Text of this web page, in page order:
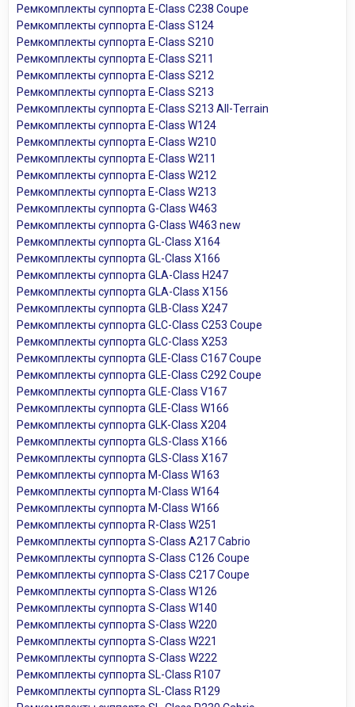
Ремкомплекты суппорта E-Class C238 Coupe
Ремкомплекты суппорта E-Class S124
Ремкомплекты суппорта E-Class S210
Ремкомплекты суппорта E-Class S211
Ремкомплекты суппорта E-Class S212
Ремкомплекты суппорта E-Class S213
Ремкомплекты суппорта E-Class S213 All-Terrain
Ремкомплекты суппорта E-Class W124
Ремкомплекты суппорта E-Class W210
Ремкомплекты суппорта E-Class W211
Ремкомплекты суппорта E-Class W212
Ремкомплекты суппорта E-Class W213
Ремкомплекты суппорта G-Class W463
Ремкомплекты суппорта G-Class W463 new
Ремкомплекты суппорта GL-Class X164
Ремкомплекты суппорта GL-Class X166
Ремкомплекты суппорта GLA-Class H247
Ремкомплекты суппорта GLA-Class X156
Ремкомплекты суппорта GLB-Class X247
Ремкомплекты суппорта GLC-Class C253 Coupe
Ремкомплекты суппорта GLC-Class X253
Ремкомплекты суппорта GLE-Class C167 Coupe
Ремкомплекты суппорта GLE-Class C292 Coupe
Ремкомплекты суппорта GLE-Class V167
Ремкомплекты суппорта GLE-Class W166
Ремкомплекты суппорта GLK-Class X204
Ремкомплекты суппорта GLS-Class X166
Ремкомплекты суппорта GLS-Class X167
Ремкомплекты суппорта M-Class W163
Ремкомплекты суппорта M-Class W164
Ремкомплекты суппорта M-Class W166
Ремкомплекты суппорта R-Class W251
Ремкомплекты суппорта S-Class A217 Cabrio
Ремкомплекты суппорта S-Class C126 Coupe
Ремкомплекты суппорта S-Class C217 Coupe
Ремкомплекты суппорта S-Class W126
Ремкомплекты суппорта S-Class W140
Ремкомплекты суппорта S-Class W220
Ремкомплекты суппорта S-Class W221
Ремкомплекты суппорта S-Class W222
Ремкомплекты суппорта SL-Class R107
Ремкомплекты суппорта SL-Class R129